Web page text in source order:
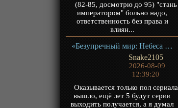
(82-85, досмотрю до 95) "стань
императором" больно надо,
ответственность без права и
влиян...
«Безупречный мир: Небеса в огне девяти бедствий» Фильм-2
Snake2105
2026-08-09
12:39:20
Оказывается только пол сериала
вышло, ещё лет 5 будут серии
выходить получается, а я думал